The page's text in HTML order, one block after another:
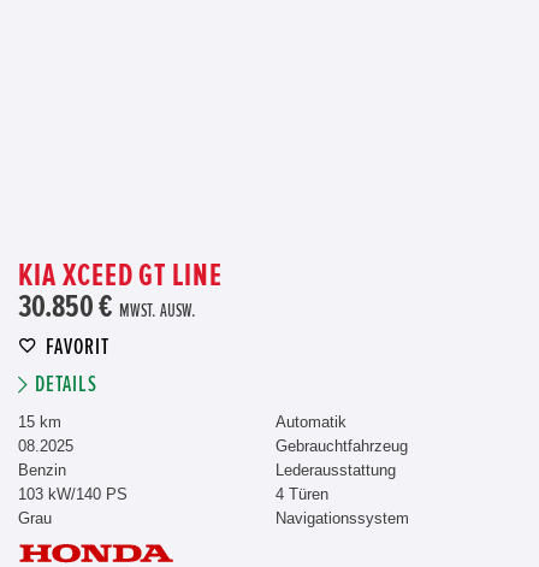
KIA XCEED GT LINE
30.850 € MWST. AUSW.
FAVORIT
DETAILS
15 km
08.2025
Benzin
103 kW/140 PS
Grau
Automatik
Gebrauchtfahrzeug
Lederausstattung
4 Türen
Navigationssystem